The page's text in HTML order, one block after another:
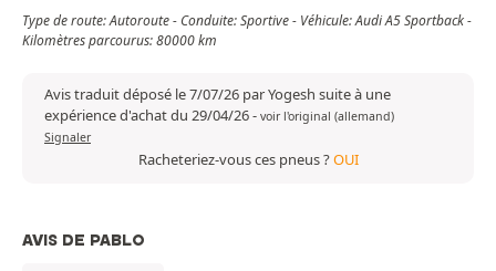
Type de route: Autoroute - Conduite: Sportive - Véhicule: Audi A5 Sportback -
Kilomètres parcourus: 80000 km
Avis traduit déposé le 7/07/26 par Yogesh suite à une
expérience d'achat du 29/04/26- voir l'original (allemand)
Signaler
Racheteriez-vous ces pneus ?OUI
AVIS DE PABLO